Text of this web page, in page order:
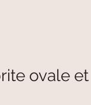
ovale et